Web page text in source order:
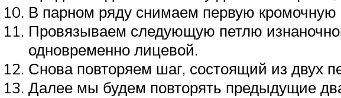
В парном ряду снимаем первую кромочную
Провязываем следующую петлю
одновременно лицевой.
Снова повторяем шаг, состоящий из двух
Далее мы будем повторять предыдущие